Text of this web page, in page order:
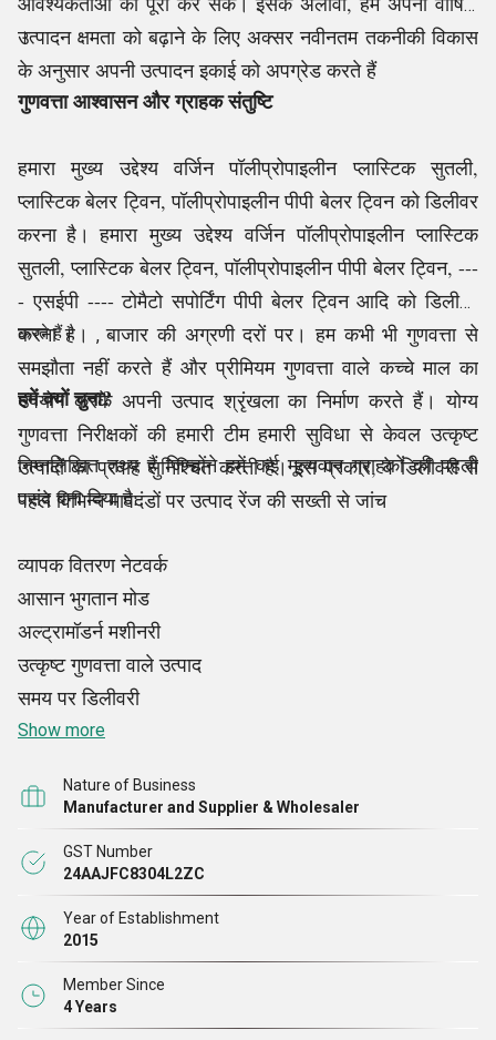
उत्पादन क्षमता को बढ़ाने के लिए अक्सर नवीनतम तकनीकी विकास
के अनुसार अपनी उत्पादन इकाई को अपग्रेड करते हैं
।
गुणवत्ता आश्वासन और ग्राहक संतुष्टि
हमारा मुख्य उद्देश्य वर्जिनपॉलीप्रोपाइलीन प्लास्टिक सुतली,
प्लास्टिक बेलर ट्विन, पॉलीप्रोपाइलीन पीपी बेलर ट्विनको डिलीवर
करना है। हमारा मुख्य उद्देश्य वर्जिन पॉलीप्रोपाइलीन प्लास्टिक
सुतली, प्लास्टिक बेलर ट्विन, पॉलीप्रोपाइलीन पीपी बेलर ट्विन, ---
- एसईपी ---- टोमैटो सपोर्टिंग पीपी बेलर ट्विन आदि को डिलीवर
करना है। ,बाजार की अग्रणी दरों पर। हम कभी भी गुणवत्ता से
समझौता नहीं करते हैं और प्रीमियम गुणवत्ता वाले कच्चे माल का
उपयोग करके अपनी उत्पाद श्रृंखला का निर्माण करते हैं। योग्य
गुणवत्ता निरीक्षकों की हमारी टीम हमारी सुविधा से केवल उत्कृष्ट
उत्पादों का प्रवाह सुनिश्चित करती है। इस प्रकार, वे डिलीवरी से
पहले विभिन्न मापदंडों पर उत्पाद रेंज की सख्ती से जांच
करते हैं।
हमें क्यों चुना?
निम्नलिखित तथ्य हैं जिन्होंने हमें कई मूल्यवान ग्राहकों की पहली
पसंद बना दिया है:
व्यापक वितरण नेटवर्क
आसान भुगतान मोड
अल्ट्रामॉडर्न मशीनरी
उत्कृष्ट गुणवत्ता वाले उत्पाद
समय पर डिलीवरी
पारदर्शी व्यापारिक सौदे
Show more
Nature of Business
Manufacturer and Supplier & Wholesaler
GST Number
24AAJFC8304L2ZC
Year of Establishment
2015
Member Since
4 Years